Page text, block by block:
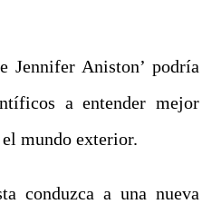
Jennifer Aniston’ podría
a entender mejor
mundo exterior.
conduzca a una nueva